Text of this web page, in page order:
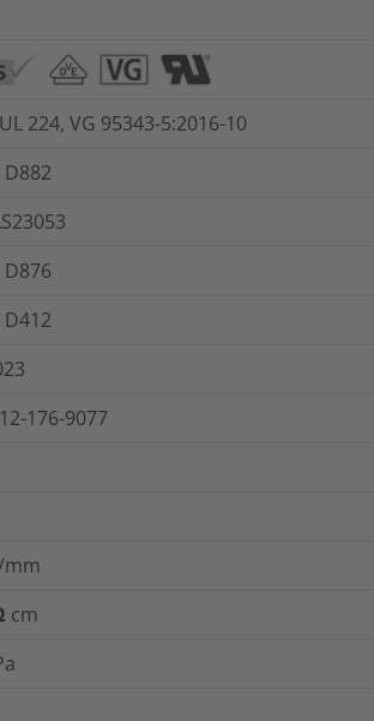
224, VG 95343-5:2016-10
D882
D876
D412
176-9077
mm
cm